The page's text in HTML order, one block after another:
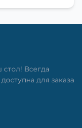
Всегда
для заказа